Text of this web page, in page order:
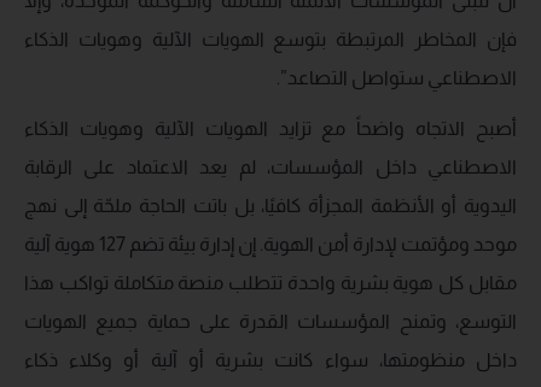
فإن المخاطر المرتبطة بتوسع الهويات الآلية وهويات الذكاء
الاصطناعي ستواصل التصاعد”.
أصبح الاتجاه واضحاً مع تزايد الهويات الآلية وهويات الذكاء
الاصطناعي داخل المؤسسات، لم يعد الاعتماد على الرقابة
اليدوية أو الأنظمة المجزأة كافيًا، بل باتت الحاجة ملحّة إلى نهج
موحد ومؤتمت لإدارة أمن الهوية. إن إدارة بيئة تضم 127 هوية آلية
مقابل كل هوية بشرية واحدة تتطلب منصة متكاملة تواكب هذا
التوسع، وتمنح المؤسسات القدرة على حماية جميع الهويات
داخل منظومتها، سواء كانت بشرية أو آلية أو وكلاء ذكاء